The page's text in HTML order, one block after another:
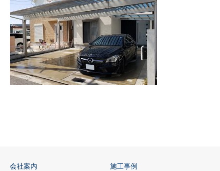
会社案内 施工事例